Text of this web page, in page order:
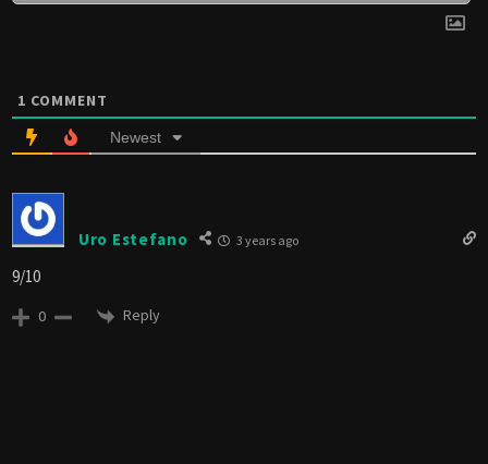
1 COMMENT
Newest
Uro Estefano 3 years ago
9/10
0 Reply